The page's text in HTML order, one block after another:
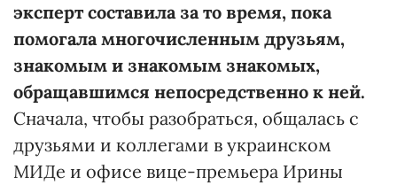
эксперт составила за то время, пока
помогала многочисленным друзьям,
знакомым и знакомым знакомых,
обращавшимся непосредственно к ней.
Сначала, чтобы разобраться, общалась с
друзьями и коллегами в украинском
МИДе и офисе вице-премьера Ирины